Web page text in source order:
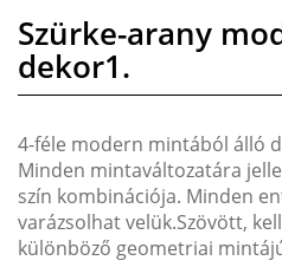
Szürke-arany
dekor1.
4-féle modern mintából álló
Minden mintaváltozatára
szín kombinációja. Minden
varázsolhat velük.Szövött,
különböző geometriai